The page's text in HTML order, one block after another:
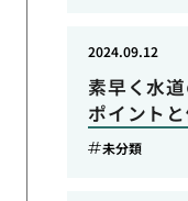
素早く水
ポイント
2024.09.12
未分類